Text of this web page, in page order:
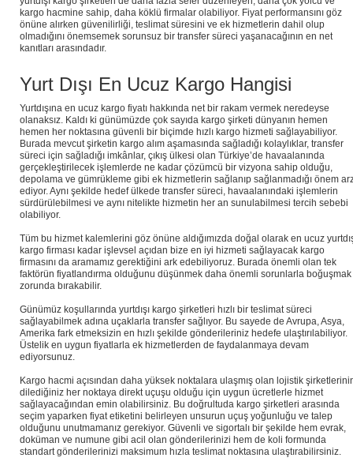
kargo hacmine sahip, daha köklü firmalar olabiliyor. Fiyat performansını göz
önüne alırken güvenilirliği, teslimat süresini ve ek hizmetlerin dahil olup
olmadığını önemsemek sorunsuz bir transfer süreci yaşanacağının en net
kanıtları arasındadır.
Yurt Dışı En Ucuz Kargo Hangisi
Yurtdışına en ucuz kargo fiyatı hakkında net bir rakam vermek neredeyse
olanaksız. Kaldı ki günümüzde çok sayıda kargo şirketi dünyanın hemen
hemen her noktasına güvenli bir biçimde hızlı kargo hizmeti sağlayabiliyor.
Burada mevcut şirketin kargo alım aşamasında sağladığı kolaylıklar, transfer
süreci için sağladığı imkânlar, çıkış ülkesi olan Türkiye’de havaalanında
gerçekleştirilecek işlemlerde ne kadar çözümcü bir vizyona sahip olduğu,
depolama ve gümrükleme gibi ek hizmetlerin sağlanıp sağlanmadığı önem
ediyor. Aynı şekilde hedef ülkede transfer süreci, havaalanındaki işlemlerin
sürdürülebilmesi ve aynı nitelikte hizmetin her an sunulabilmesi tercih sebebi
olabiliyor.
Tüm bu hizmet kalemlerini göz önüne aldığımızda doğal olarak en ucuz
kargo firması kadar işlevsel açıdan bize en iyi hizmeti sağlayacak kargo
firmasını da aramamız gerektiğini ark edebiliyoruz. Burada önemli olan tek
faktörün fiyatlandırma olduğunu düşünmek daha önemli sorunlarla boğuşmak
zorunda bırakabilir.
Günümüz koşullarında yurtdışı kargo şirketleri hızlı bir teslimat süreci
sağlayabilmek adına uçaklarla transfer sağlıyor. Bu sayede de Avrupa, Asya,
Amerika fark etmeksizin en hızlı şekilde gönderileriniz hedefe ulaştırılabiliyor.
Üstelik en uygun fiyatlarla ek hizmetlerden de faydalanmaya devam
ediyorsunuz.
Kargo hacmi açısından daha yüksek noktalara ulaşmış olan lojistik
dilediğiniz her noktaya direkt uçuşu olduğu için uygun ücretlerle hizmet
sağlayacağından emin olabilirsiniz. Bu doğrultuda kargo şirketleri arasında
seçim yaparken fiyat etiketini belirleyen unsurun uçuş yoğunluğu ve talep
olduğunu unutmamanız gerekiyor. Güvenli ve sigortalı bir şekilde hem evrak,
doküman ve numune gibi acil olan gönderilerinizi hem de koli formunda
standart gönderilerinizi maksimum hızla teslimat noktasına ulaştırabilirsiniz.